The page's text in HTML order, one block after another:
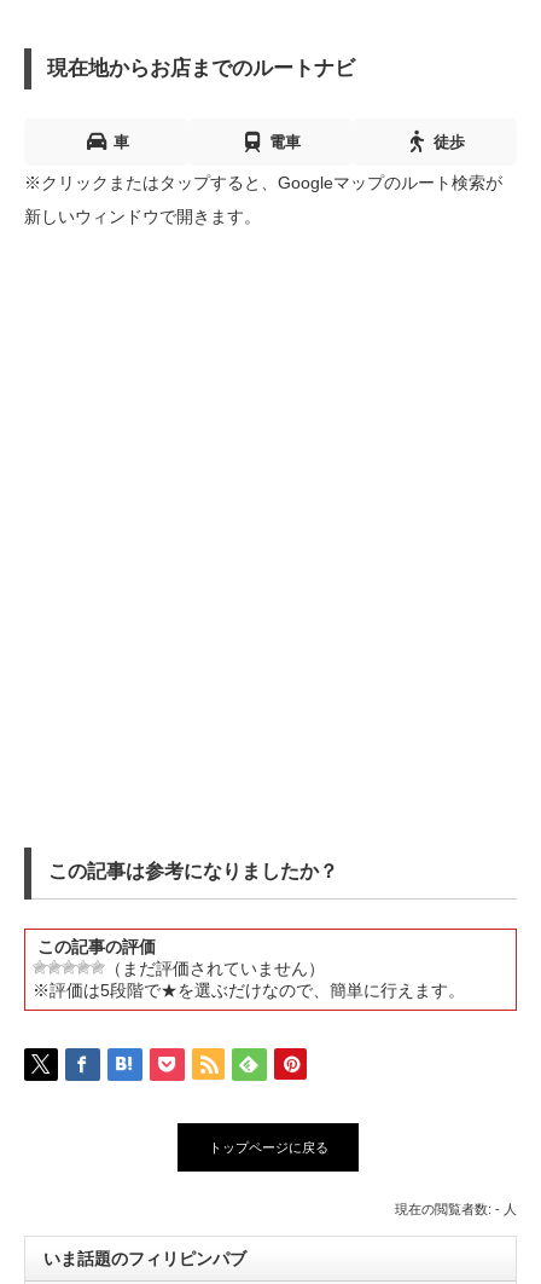
現在地からお店までのルートナビ
車 電車 徒歩
※クリックまたはタップすると、Googleマップのルート検索が
新しいウィンドウで開きます。
この記事は参考になりましたか？
この記事の評価
（まだ評価されていません）
※評価は5段階で★を選ぶだけなので、簡単に行えます。
トップページに戻る
現在の閲覧者数: - 人
いま話題のフィリピンパブ